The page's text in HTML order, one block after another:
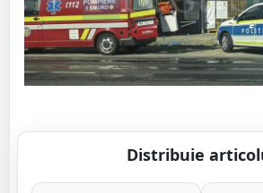
Distribuie